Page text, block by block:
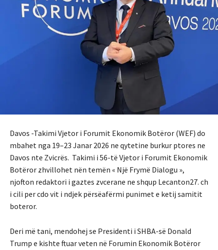
Davos -Takimi Vjetor i Forumit Ekonomik Botëror (WEF) do
mbahet nga 19–23 Janar 2026 ne qytetine burkur ptores ne
Davos nte Zvicrës. Takimi i 56-të Vjetor i Forumit Ekonomik
Botëror zhvillohet nën temën « Një Frymë Dialogu »,
njofton redaktori i gaztes zvcerane ne shqup Lecanton27. ch
i cili per cdo vit i ndjek përsëafërmi punimet e ketij samitit
boteror.
Deri më tani, mendohej se Presidenti i SHBA-së Donald
Trump e kishte ftuar veten në Forumin Ekonomik Botëror